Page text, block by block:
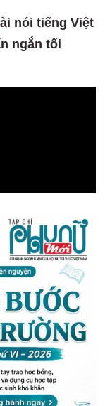
nói tiếng Việt
ngắn tối